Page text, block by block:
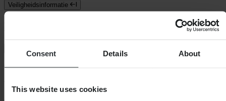
Consent Details About
This website uses cookies
Veiligheidsinformatie
0van de 5